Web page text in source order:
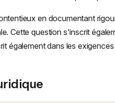
en documentant
Cette question s'inscrit
également dans les